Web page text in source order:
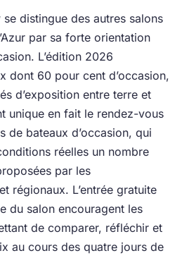
distingue des autres salons
par sa forte orientation
L’édition 2026
dont 60 pour cent d’occasion,
d’exposition entre terre et
unique en fait le rendez-vous
de bateaux d’occasion, qui
réelles un nombre
par les
régionaux. L’entrée gratuite
du salon encouragent les
de comparer, réfléchir et
au cours des quatre jours de